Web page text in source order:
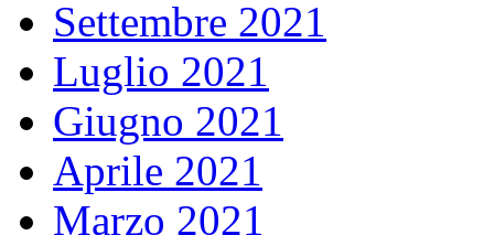
Settembre 2021
Luglio 2021
Giugno 2021
Aprile 2021
Marzo 2021